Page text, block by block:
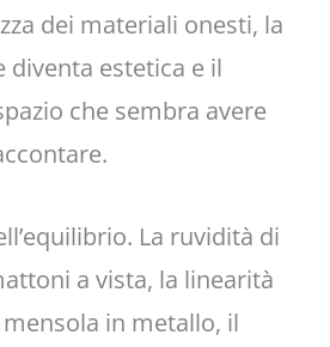
dei materiali onesti, la
diventa estetica e il
che sembra avere
La ruvidità di
a vista, la linearità
in metallo, il